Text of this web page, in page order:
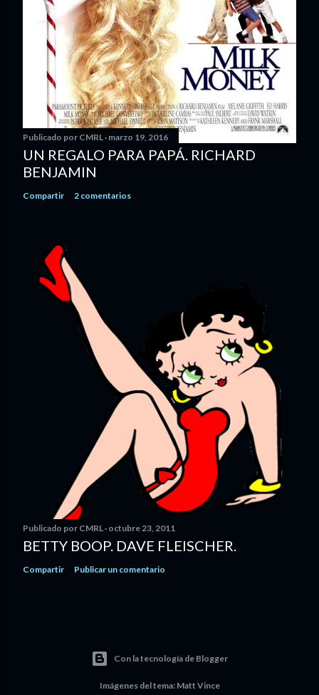
Publicado por CMRL marzo 19, 2016
UN REGALO PARA PAPÁ. RICHARD
BENJAMIN
Compartir 2 comentarios
Publicado por CMRL octubre 23, 2011
BETTY BOOP. DAVE FLEISCHER.
Compartir Publicar un comentario
Con la tecnología de Blogger
Imágenes del tema: Matt Vince